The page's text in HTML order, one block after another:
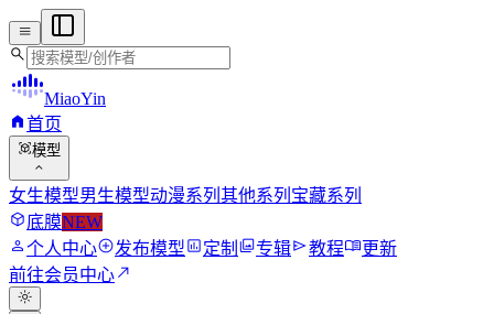
menu
search
MiaoYin
home首页
view_in_ar模型
expand_more
女生模型男生模型动漫系列 其他系列 宝藏系列
deployed_code底膜NEW
person个人中心add_circle发布模型assessment定制 photo_library专辑send教程menu_book更新
前往会员中心north_east
light_mode